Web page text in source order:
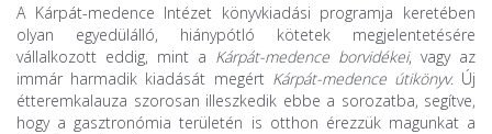
A Kárpát-medence Intézet könyvkiadási programja keretében
olyan egyedülálló, hiánypótló kötetek megjelentetésére
vállalkozott eddig, mint a Kárpát-medence borvidékei, vagy az
immár harmadik kiadását megért Kárpát-medence útikönyv. Új
étteremkalauza szorosan illeszkedik ebbe a sorozatba, segítve,
hogy a gasztronómia területén is otthon érezzük magunkat a